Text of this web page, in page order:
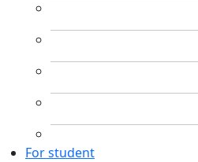
For student